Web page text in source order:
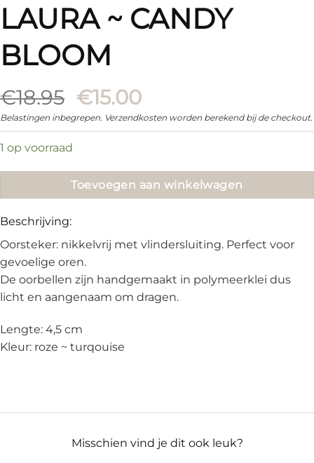
LAURA ~ CANDY
BLOOM
€18.95 Oorspronkelijke
prijs
was:
€15.00Huidige
prijs
is:
Belastingen inbegrepen. Verzendkosten worden berekend bij de checkout.
1 op voorraad
Toevoegen aan winkelwagen
Beschrijving:
Oorsteker: nikkelvrij met vlindersluiting. Perfect voor
gevoelige oren.
De oorbellen zijn handgemaakt in polymeerklei dus
licht en aangenaam om dragen.
Lengte: 4,5 cm
Kleur: roze ~ turqouise
Misschien vind je dit ook leuk?